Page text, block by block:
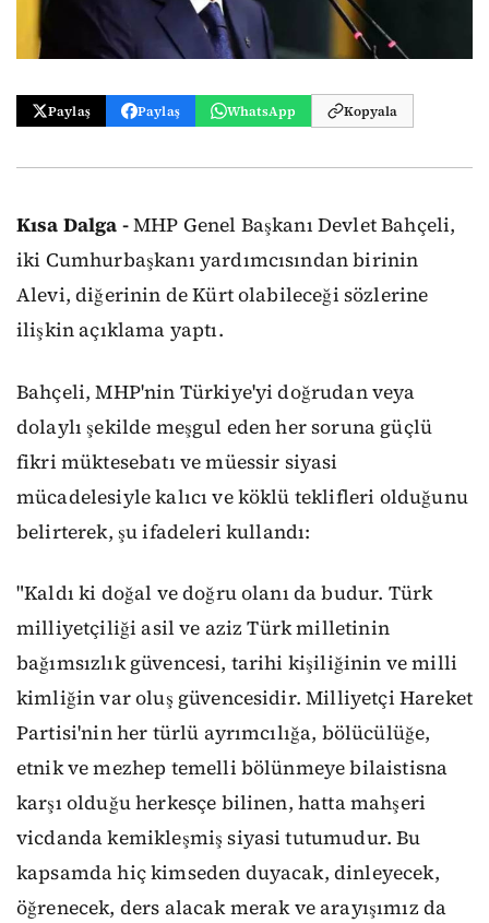
Paylaş Paylaş WhatsApp Kopyala
Kısa Dalga -MHP Genel Başkanı Devlet Bahçeli,
iki Cumhurbaşkanı yardımcısından birinin
Alevi, diğerinin de Kürt olabileceği sözlerine
ilişkin açıklama yaptı.
Bahçeli, MHP'nin Türkiye'yi doğrudan veya
dolaylı şekilde meşgul eden her soruna güçlü
fikri müktesebatı ve müessir siyasi
mücadelesiyle kalıcı ve köklü teklifleri olduğunu
belirterek, şu ifadeleri kullandı:
"Kaldı ki doğal ve doğru olanı da budur. Türk
milliyetçiliği asil ve aziz Türk milletinin
bağımsızlık güvencesi, tarihi kişiliğinin ve milli
kimliğin var oluş güvencesidir. Milliyetçi Hareket
Partisi'nin her türlü ayrımcılığa, bölücülüğe,
etnik ve mezhep temelli bölünmeye bilaistisna
karşı olduğu herkesçe bilinen, hatta mahşeri
vicdanda kemikleşmiş siyasi tutumudur. Bu
kapsamda hiç kimseden duyacak, dinleyecek,
öğrenecek, ders alacak merak ve arayışımız da